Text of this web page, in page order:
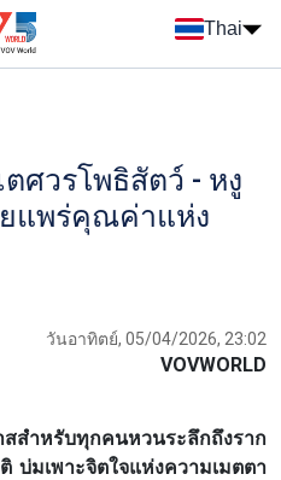
Thai
ศวรโพธิสัตว์ - หงู
ยแพร่คุณค่าแห่ง
วันอาทิตย์, 05/04/2026, 23:02
VOVWORLD
สำหรับทุกคนหวนระลึกถึงราก
บ่มเพาะจิตใจแห่งความเมตตา